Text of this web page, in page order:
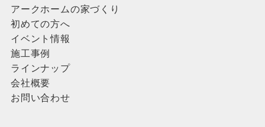
アークホームの家づくり
初めての方へ
イベント情報
施工事例
ラインナップ
会社概要
お問い合わせ